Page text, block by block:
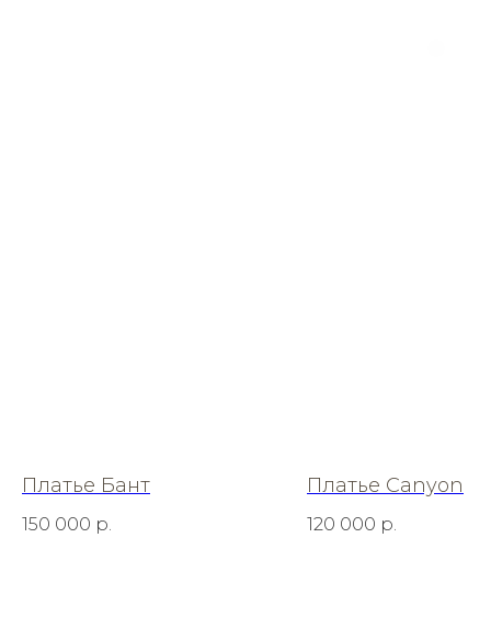
Платье Бант
150 000 р.
Платье Canyon
120 000 р.